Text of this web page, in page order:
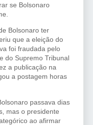
se Bolsonaro
Bolsonaro ter
que a eleição do
foi fraudada pelo
do Supremo Tribunal
a publicação na
a postagem horas
passava dias
mas o presidente
ao afirmar